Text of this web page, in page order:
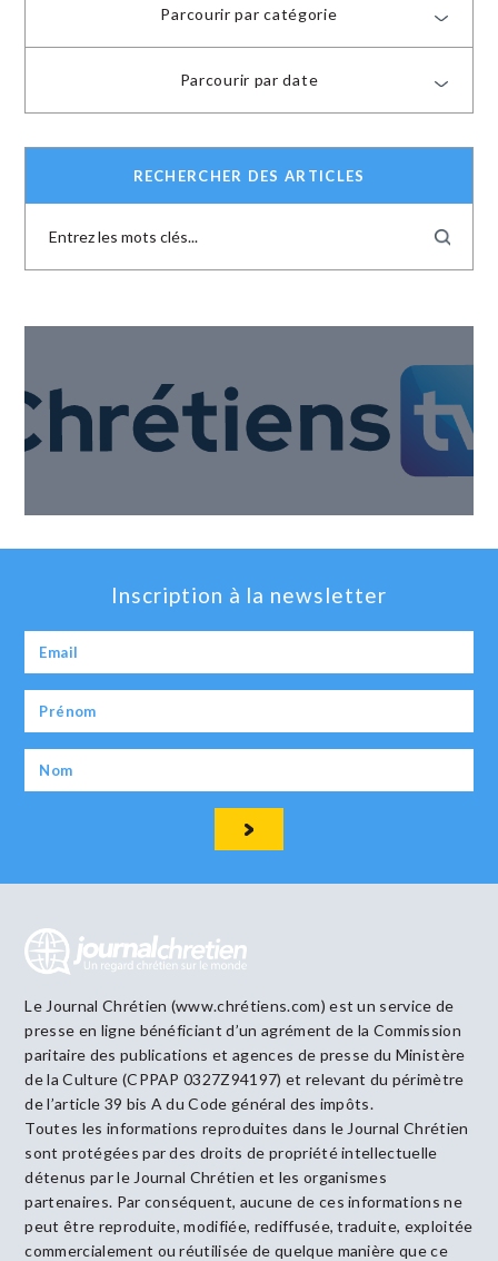
Parcourir par catégorie
Parcourir par date
RECHERCHER DES ARTICLES
Inscription à la newsletter
Le Journal Chrétien (www.chrétiens.com) est un service de
presse en ligne bénéficiant d’un agrément de la Commission
paritaire des publications et agences de presse du Ministère
de la Culture (CPPAP 0327Z94197) et relevant du périmètre
de l’article 39 bis A du Code général des impôts.
Toutes les informations reproduites dans le Journal Chrétien
sont protégées par des droits de propriété intellectuelle
détenus par le Journal Chrétien et les organismes
partenaires. Par conséquent, aucune de ces informations ne
peut être reproduite, modifiée, rediffusée, traduite, exploitée
commercialement ou réutilisée de quelque manière que ce